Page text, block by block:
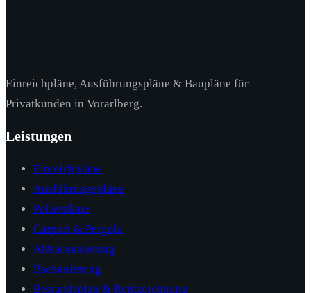
Einreichpläne, Ausführungspläne & Baupläne für
Privatkunden in Vorarlberg.
Leistungen
Einreichpläne
Ausführungspläne
Polierpläne
Carport & Pergola
Altbausanierung
Badsanierung
Bestandsplan & Reinzeichnung